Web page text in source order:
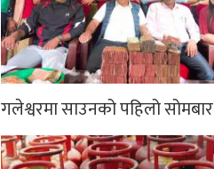
गलेश्वरमा साउनको पहिलो सोमबार